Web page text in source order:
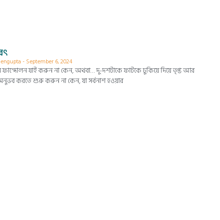
September 6, 2024
যাই করুন না কেন, অথবা… দু-দশটাকে ফাটকে ঢুকিয়ে দিয়ে তৃপ্ত আর
অনুভব করতে শুরু করুন না কেন, যা সর্বনাশ হওয়ার